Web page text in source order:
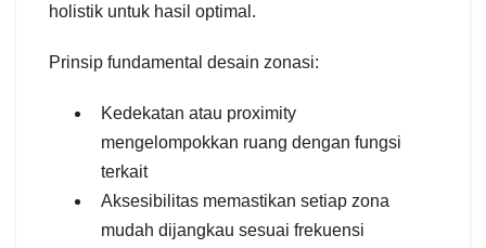
holistik untuk hasil optimal.
Prinsip fundamental desain zonasi:
Kedekatan atau proximity
mengelompokkan ruang dengan fungsi
terkait
Aksesibilitas memastikan setiap zona
mudah dijangkau sesuai frekuensi